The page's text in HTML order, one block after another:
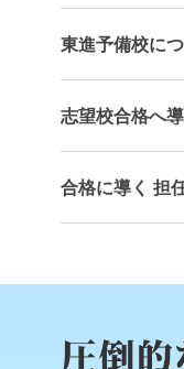
東進予備校に
志望校合格へ
合格に導く 担